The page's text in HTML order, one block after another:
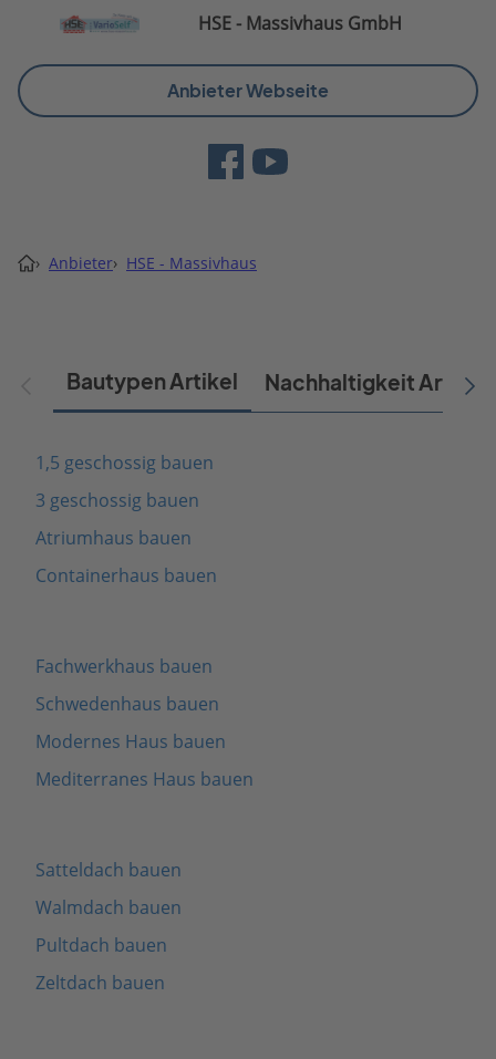
HSE - Massivhaus GmbH
Anbieter Webseite
› Anbieter› HSE - Massivhaus
Bautypen Artikel Nachhaltigkeit Artikel
1,5 geschossig bauen
3 geschossig bauen
Atriumhaus bauen
Containerhaus bauen
Fachwerkhaus bauen
Schwedenhaus bauen
Modernes Haus bauen
Mediterranes Haus bauen
Satteldach bauen
Walmdach bauen
Pultdach bauen
Zeltdach bauen